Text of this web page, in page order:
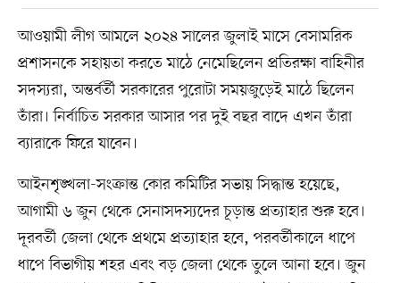
আওয়ামী লীগ আমলে ২০২৪ সালের জুলাই মাসে বেসামরিক
প্রশাসনকে সহায়তা করতে মাঠে নেমেছিলেন প্রতিরক্ষা বাহিনীর
সদস্যরা, অন্তর্বর্তী সরকারের পুরোটা সময়জুড়েই মাঠে ছিলেন
তাঁরা। নির্বাচিত সরকার আসার পর দুই বছর বাদে এখন তাঁরা
ব্যারাকে ফিরে যাবেন।
আইনশৃঙ্খলা-সংক্রান্ত কোর কমিটির সভায় সিদ্ধান্ত হয়েছে,
আগামী ৬ জুন থেকে সেনাসদস্যদের চূড়ান্ত প্রত্যাহার শুরু হবে।
দূরবর্তী জেলা থেকে প্রথমে প্রত্যাহার হবে, পরবর্তীকালে ধাপে
ধাপে বিভাগীয় শহর এবং বড় জেলা থেকে তুলে আনা হবে। জুন